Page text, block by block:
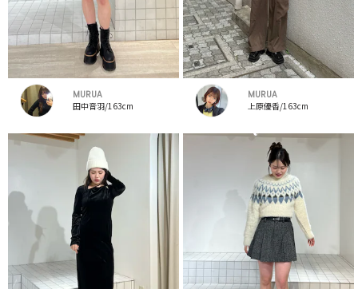
MURUA
田中音羽/163cm
MURUA
上原優香/163cm